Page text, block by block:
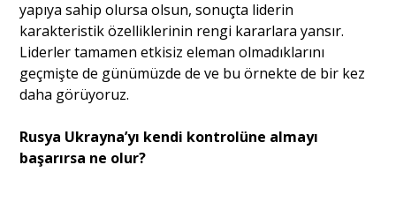
yapıya sahip olursa olsun, sonuçta liderin
karakteristik özelliklerinin rengi kararlara yansır.
Liderler tamamen etkisiz eleman olmadıklarını
geçmişte de günümüzde de ve bu örnekte de bir kez
daha görüyoruz.
Rusya Ukrayna’yı kendi kontrolüne almayı
başarırsa ne olur?